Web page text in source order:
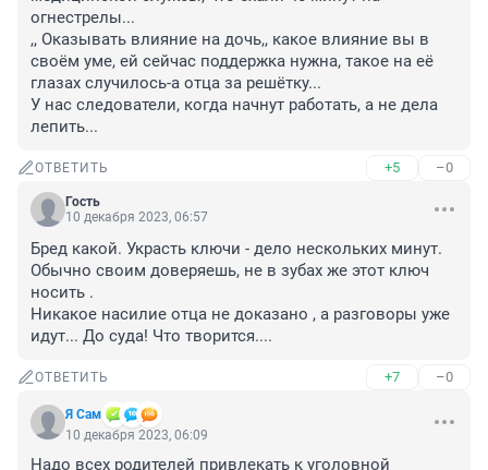
огнестрелы...
,, Оказывать влияние на дочь,, какое влияние вы в
своём уме, ей сейчас поддержка нужна, такое на её
глазах случилось-а отца за решётку...
У нас следователи, когда начнут работать, а не дела
лепить...
ОТВЕТИТЬ +5 –0
Гость
10 декабря 2023, 06:57
Бред какой. Украсть ключи - дело нескольких минут.
Обычно своим доверяешь, не в зубах же этот ключ
носить .
Никакое насилие отца не доказано , а разговоры уже
идут... До суда! Что творится....
ОТВЕТИТЬ +7 –0
Я Сам
10 декабря 2023, 06:09
Надо всех родителей привлекать к уголовной